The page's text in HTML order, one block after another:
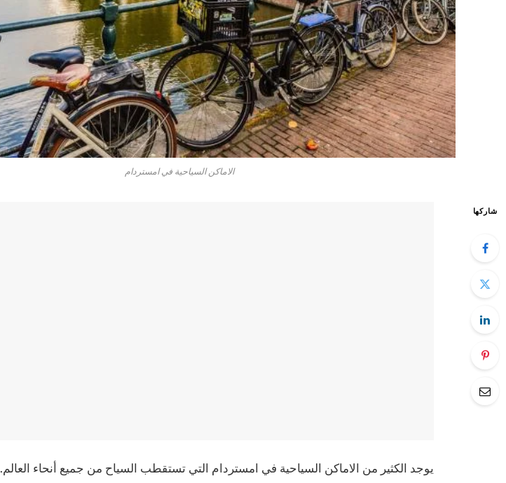
الاماكن السياحية في امستردام
شاركها
يوجد الكثير من الاماكن السياحية في امستردام التي تستقطب السياح من جميع أنحاء العالم.